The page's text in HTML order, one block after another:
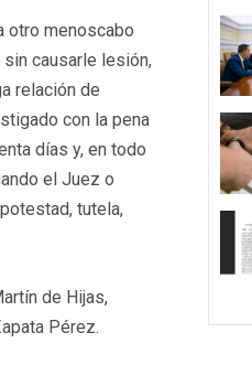
otro menoscabo
causarle lesión,
relación de
con la pena
días y, en todo
el Juez o
tutela,
de Hijas,
Pérez.